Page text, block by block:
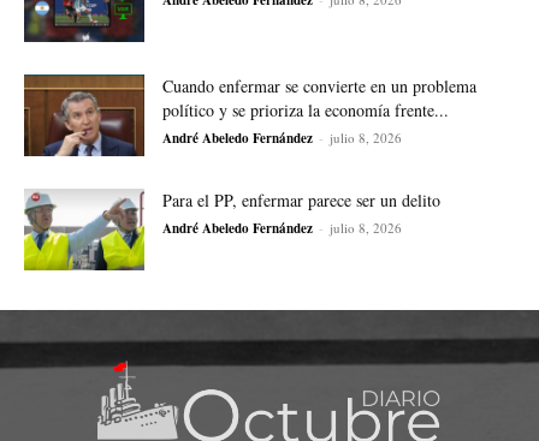
Cuando enfermar se convierte en un problema
político y se prioriza la economía frente...
André Abeledo Fernández - julio 8, 2026
Para el PP, enfermar parece ser un delito
André Abeledo Fernández - julio 8, 2026